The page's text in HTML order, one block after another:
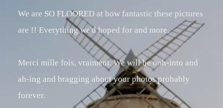
We are SO FLOORED at how fantastic these pictures
are !! Everything we'd hoped for and more.
Merci mille fois, vraiment. We will be ooh-into and
ah-ing and bragging about your photos probably
forever.